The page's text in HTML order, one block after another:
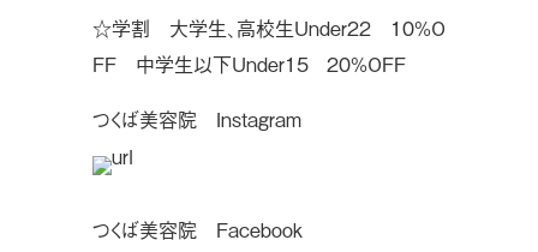
☆学割 大学生、高校生Under22 10%O
FF 中学生以下Under15 20%OFF
つくば美容院 Instagram
つくば美容院 Facebook